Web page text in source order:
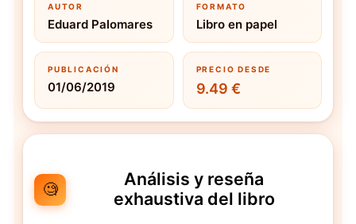
AUTOR
Eduard Palomares
FORMATO
Libro en papel
PUBLICACIÓN
01/06/2019
PRECIO DESDE
9.49 €
🧐
Análisis y reseña
exhaustiva del libro